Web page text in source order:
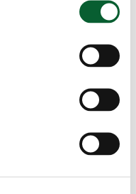
un endroit bien